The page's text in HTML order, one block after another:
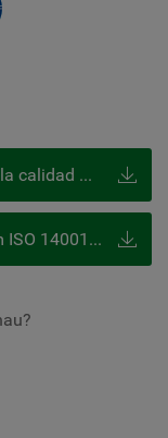
Certificado del sistema de gestión de la calidad Norma ISO 14001:2015
Certified Quality Management System ISO 14001 - IQNET Calidad